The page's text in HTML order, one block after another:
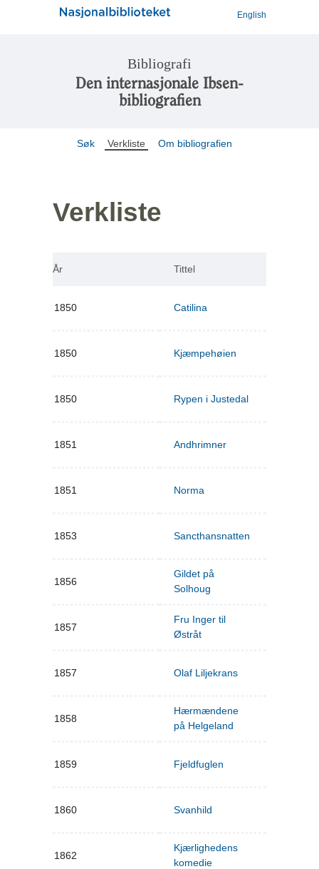
English
Bibliografi
Den internasjonale Ibsen-
bibliografien
Søk Verkliste Om bibliografien
Verkliste
År Tittel
1850 Catilina
1850 Kjæmpehøien
1850 Rypen i Justedal
1851 Andhrimner
1851 Norma
1853 Sancthansnatten
1856
Gildet på
Solhoug
1857
Fru Inger til
Østråt
1857 Olaf Liljekrans
1858
Hærmændene
på Helgeland
1859 Fjeldfuglen
1860 Svanhild
1862
Kjærlighedens
komedie